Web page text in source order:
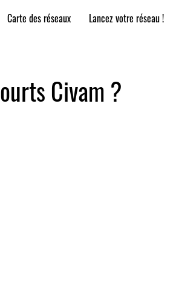
Carte des réseaux Lancez votre réseau !
Civam ?